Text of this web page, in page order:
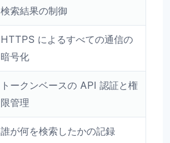
検索結果の制御
HTTPS によるすべての通信の
暗号化
トークンベースの API 認証と権
限管理
誰が何を検索したかの記録